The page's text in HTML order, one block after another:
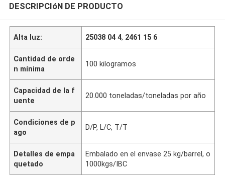
DESCRIPCIóN DE PRODUCTO
Alta luz: 25038 04 4, 2461 15 6
Cantidad de orde
n mínima
100 kilogramos
Capacidad de la f
uente
20.000 toneladas/toneladas por año
Condiciones de p
ago
D/P, L/C, T/T
Detalles de empa
quetado
Embalado en el envase 25 kg/barrel, o
1000kgs/IBC